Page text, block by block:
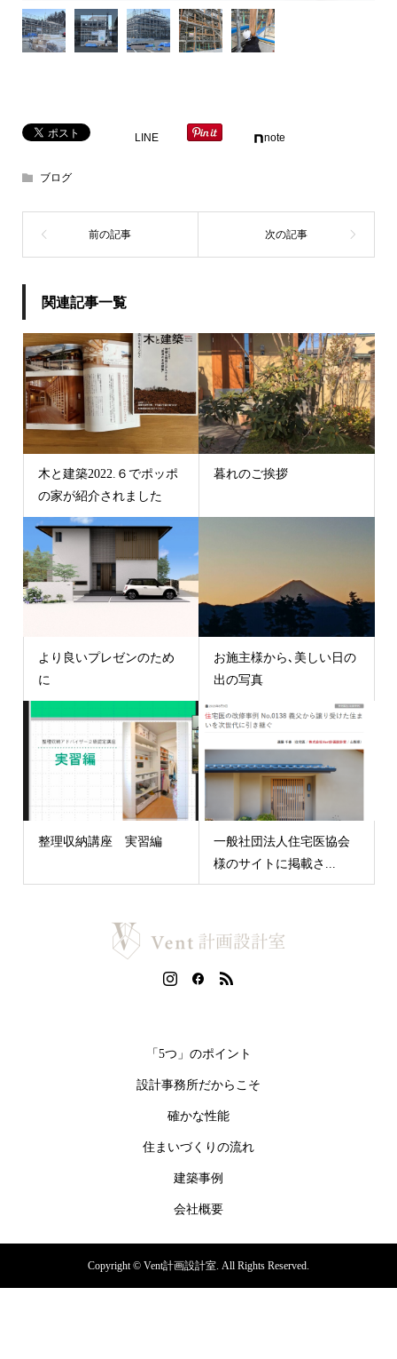
LINE note
ブログ
関連記事一覧
木と建築2022.６でポッポ
の家が紹介されました
暮れのご挨拶
より良いプレゼンのため
に
お施主様から､美しい日の
出の写真
整理収納講座 実習編
一般社団法人住宅医協会
様のサイトに掲載さ...
「5つ」のポイント
設計事務所だからこそ
確かな性能
住まいづくりの流れ
建築事例
会社概要
Copyright © Vent計画設計室. All Rights Reserved.